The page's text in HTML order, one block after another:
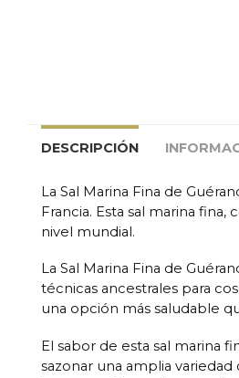
DESCRIPCIÓN
La Sal Marina Fina de
Francia. Esta sal marina
nivel mundial.
La Sal Marina Fina de
técnicas ancestrales para
una opción más saludable
El sabor de esta sal marina
sazonar una amplia